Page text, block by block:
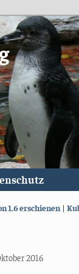
1.6 erschienen |
2016